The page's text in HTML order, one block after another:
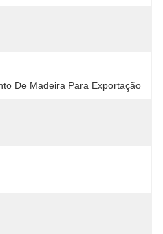
De Madeira Para Exportação